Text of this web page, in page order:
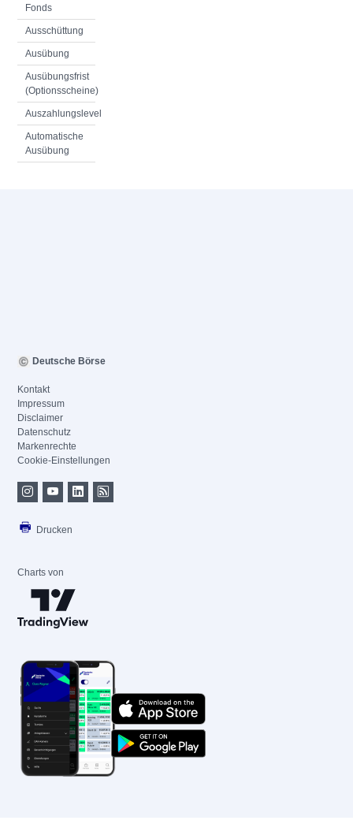
Fonds
Ausschüttung
Ausübung
Ausübungsfrist
(Optionsscheine)
Auszahlungslevel
Automatische
Ausübung
Deutsche Börse
Kontakt
Impressum
Disclaimer
Datenschutz
Markenrechte
Cookie-Einstellungen
Drucken
Charts von